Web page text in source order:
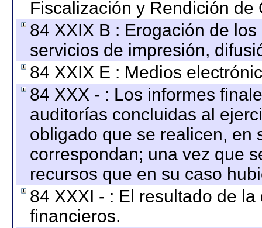
Fiscalización y Rendición
84 XXIX B : Erogación de
servicios de impresión,
84 XXIX E : Medios
84 XXX - : Los informes
auditorías concluidas al
obligado que se realicen, en
correspondan; una vez que
recursos que en su caso
84 XXXI - : El resultado de
financieros.